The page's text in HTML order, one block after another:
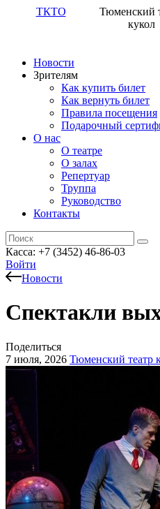
ТКТО
Тюменский
кукол
Новости
Зрителям
Как купить билет
Как вернуть билет
Правила посещения
Подарочный
О нас
О театре
О залах
Репертуар
Труппа
Руководство
Контакты
Касса: +7 (3452) 46-86-03
Войти
Новости
Спектакли
Поделиться
7 июля, 2026 Тюменский театр